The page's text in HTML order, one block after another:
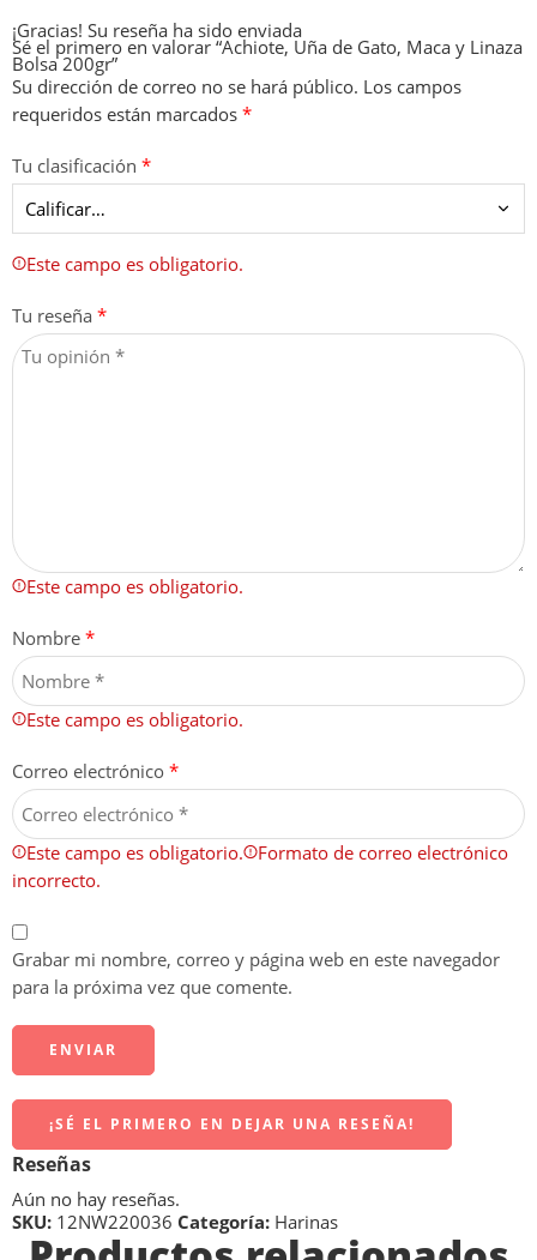
¡Gracias! Su reseña ha sido enviada
Sé el primero en valorar “Achiote, Uña de Gato, Maca y Linaza
Bolsa 200gr”
Su dirección de correo no se hará público. Los campos
requeridos están marcados *
Tu clasificación *
Este campo es obligatorio.
Tu reseña *
Este campo es obligatorio.
Nombre *
Este campo es obligatorio.
Correo electrónico *
Este campo es obligatorio.
Formato de correo electrónico
incorrecto.
Grabar mi nombre, correo y página web en este navegador
para la próxima vez que comente.
¡SÉ EL PRIMERO EN DEJAR UNA RESEÑA!
Reseñas
Aún no hay reseñas.
SKU: 12NW220036 Categoría: Harinas